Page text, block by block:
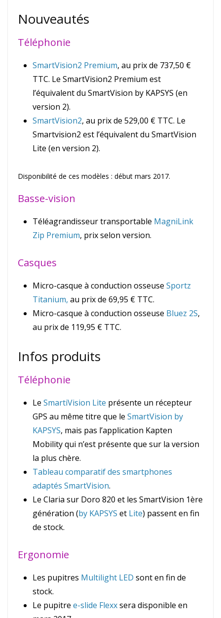
Nouveautés
Téléphonie
SmartVision2 Premium, au prix de 737,50 €
TTC. Le SmartVision2 Premium est
l’équivalent du SmartVision by KAPSYS (en
version 2).
SmartVision2, au prix de 529,00 € TTC. Le
Smartvision2 est l’équivalent du SmartVision
Lite (en version 2).
Disponibilité de ces modèles : début mars 2017.
Basse-vision
Téléagrandisseur transportable MagniLink
Zip Premium, prix selon version.
Casques
Micro-casque à conduction osseuse Sportz
Titanium, au prix de 69,95 € TTC.
Micro-casque à conduction osseuse Bluez 2S,
au prix de 119,95 € TTC.
Infos produits
Téléphonie
Le SmartiVision Lite présente un récepteur
GPS au même titre que le SmartVision by
KAPSYS, mais pas l’application Kapten
Mobility qui n’est présente que sur la version
la plus chère.
Tableau comparatif des smartphones
adaptés SmartVision.
Le Claria sur Doro 820 et les SmartVision 1ère
génération (by KAPSYS et Lite) passent en fin
de stock.
Ergonomie
Les pupitres Multilight LED sont en fin de
stock.
Le pupitre e-slide Flexxsera disponible en